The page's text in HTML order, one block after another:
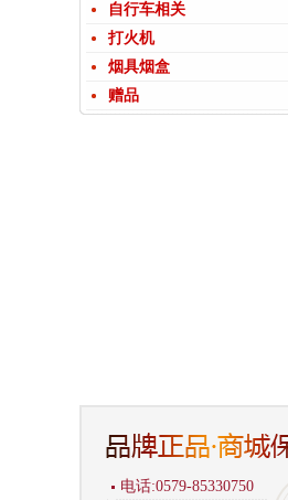
自行车相关
打火机
烟具烟盒
赠品
电话:0579-85330750